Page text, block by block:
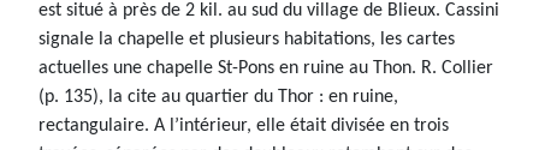
est situé à près de 2 kil. au sud du village de Blieux. Cassini
signale la chapelle et plusieurs habitations, les cartes
actuelles une chapelle St-Pons en ruine au Thon. R. Collier
(p. 135), la cite au quartier du Thor : en ruine,
rectangulaire. A l’intérieur, elle était divisée en trois